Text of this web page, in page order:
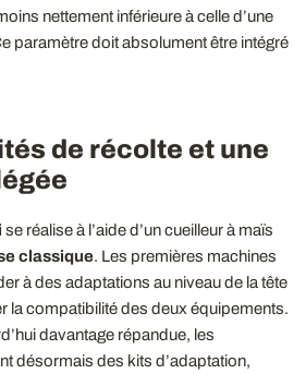
nettement inférieure à celle d’une
paramètre doit absolument être intégré
de récolte et une
se réalise à l’aide d’un cueilleur à maïs
classique. Les premières machines
à des adaptations au niveau de la tête
la compatibilité des deux équipements.
davantage répandue, les
désormais des kits d’adaptation,